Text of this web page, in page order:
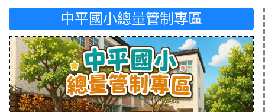
中平國小總量管制專區